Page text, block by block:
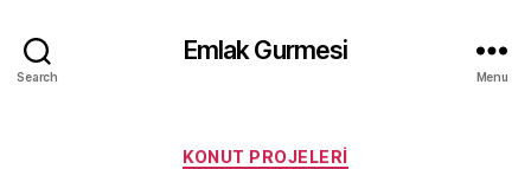
Search
Emlak Gurmesi
Menu
Categories
KONUT PROJELERI